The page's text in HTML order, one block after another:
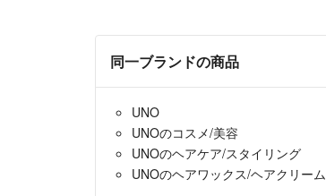
同一ブランドの商品
UNO
UNOのコスメ/美容
UNOのヘアケア/スタイリング
UNOのヘアワックス/ヘアクリーム